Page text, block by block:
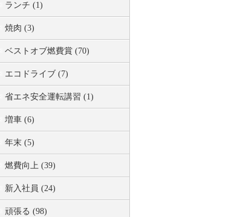
ランチ (1)
焼肉 (3)
ベストオブ燃費賞 (70)
エコドライブ (7)
省エネ安全運転講習 (1)
増車 (6)
年末 (5)
燃費向上 (39)
新入社員 (24)
頑張る (98)